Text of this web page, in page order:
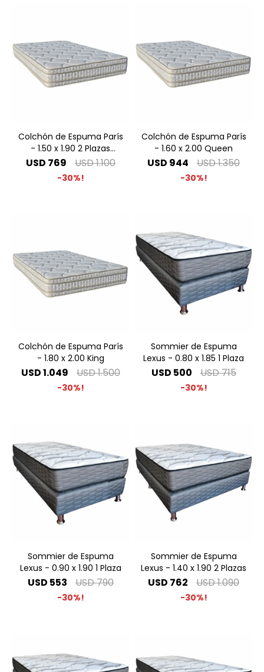
Colchón de Espuma París
- 1.50 x 1.90 2 Plazas
Especial
USD 769 USD1.100
30
Colchón de Espuma París
- 1.60 x 2.00 Queen
USD 944 USD1.350
30
Colchón de Espuma París
- 1.80 x 2.00 King
USD1.049 USD1.500
30
Sommier de Espuma
Lexus - 0.80 x 1.85 1 Plaza
USD 500 USD715
30
Sommier de Espuma
Lexus - 0.90 x 1.90 1 Plaza
USD 553 USD790
30
Sommier de Espuma
Lexus - 1.40 x 1.90 2 Plazas
USD 762 USD1.090
30